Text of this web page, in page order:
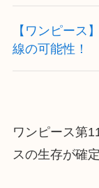
【ワンピース
線の可能性！
ワンピース第
スの生存が確